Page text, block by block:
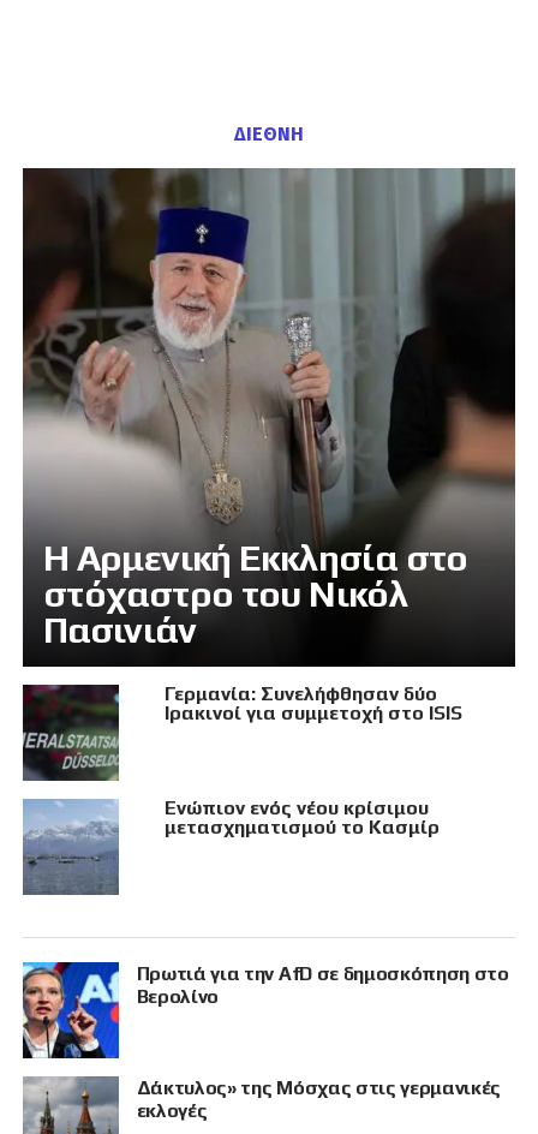
ΔΙΕΘΝΗ
Η Αρμενική Εκκλησία στο
στόχαστρο του Νικόλ
Πασινιάν
Γερμανία: Συνελήφθησαν δύο
Ιρακινοί για συμμετοχή στο ISIS
Eνώπιον ενός νέου κρίσιμου
μετασχηματισμού το Κασμίρ
Πρωτιά για την AfD σε δημοσκόπηση στο
Βερολίνο
Δάκτυλος» της Μόσχας στις γερμανικές
εκλογές